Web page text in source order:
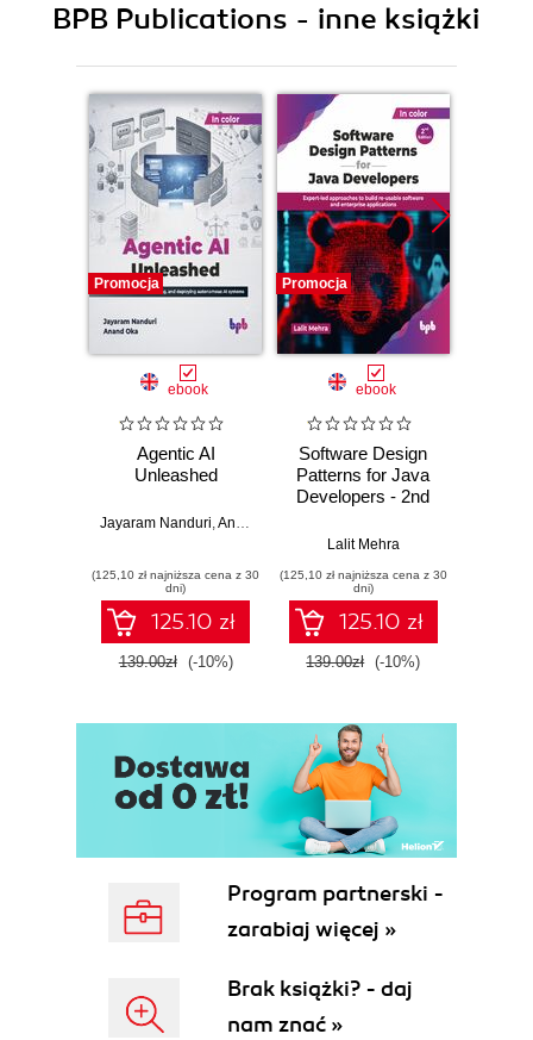
BPB Publications - inne książki
Promocja
ebook
Agentic AI
Unleashed
Jayaram Nanduri Anand Oka
(125,10 zł najniższa cena z 30
dni)
125.10 zł
139.00zł (-10%)
Promocja
ebook
Software Design
Patterns for Java
Developers - 2nd
Lalit Mehra
(125,10 zł najniższa cena z 30
dni)
125.10 zł
139.00zł (-10%)
Program partnerski -
zarabiaj więcej »
Brak książki? - daj
nam znać »